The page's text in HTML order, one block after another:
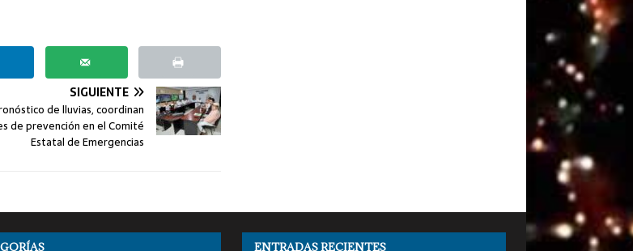
SIGUIENTE
de lluvias, coordinan
de prevención en el Comité
Estatal de Emergencias
ENTRADAS RECIENTES